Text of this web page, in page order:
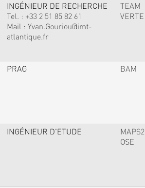
INGÉNIEUR DE RECHERCHE
Tel. : +33 2 51 85 82 61
Mail : Yvan.Gouriou@imt-
atlantique.fr
TEAM
VERTE
PRAG BAM
INGÉNIEUR D'ETUDE
MAPS2
OSE